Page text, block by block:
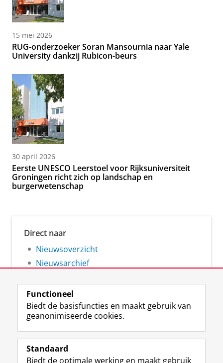
15 mei 2026
RUG-onderzoeker Soran Mansournia naar Yale
University dankzij Rubicon-beurs
30 april 2026
Eerste UNESCO Leerstoel voor Rijksuniversiteit
Groningen richt zich op landschap en
burgerwetenschap
Direct naar
Nieuwsoverzicht
Nieuwsarchief
Volg de RUG
F
a
L
i
R
S
I
n
Y
o
Functioneel
Biedt de basisfuncties en maakt gebruik van
geanonimiseerde cookies.
Standaard
Biedt de optimale werking en maakt gebruik